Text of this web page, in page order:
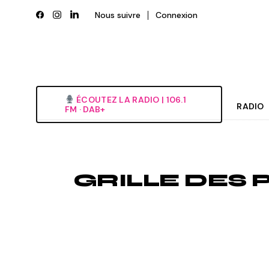
Nous suivre Connexion
ÉCOUTEZ LA RADIO‎ | ‎106.1
FM · DAB+
RADIO
GRILLE DES